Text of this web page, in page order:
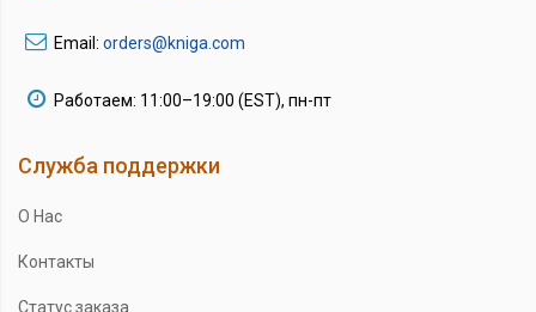
Email: orders@kniga.com
Работаем: 11:00–19:00 (EST), пн-пт
Служба поддержки
О Нас
Контакты
Статус заказа